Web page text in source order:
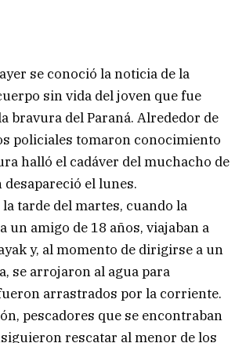
se conoció la noticia de la
sin vida del joven que fue
bravura del Paraná. Alrededor de
policiales tomaron conocimiento
halló el cadáver del muchacho de
desapareció el lunes.
tarde del martes, cuando la
un amigo de 18 años, viajaban a
y, al momento de dirigirse a un
se arrojaron al agua para
arrastrados por la corriente.
pescadores que se encontraban
rescatar al menor de los